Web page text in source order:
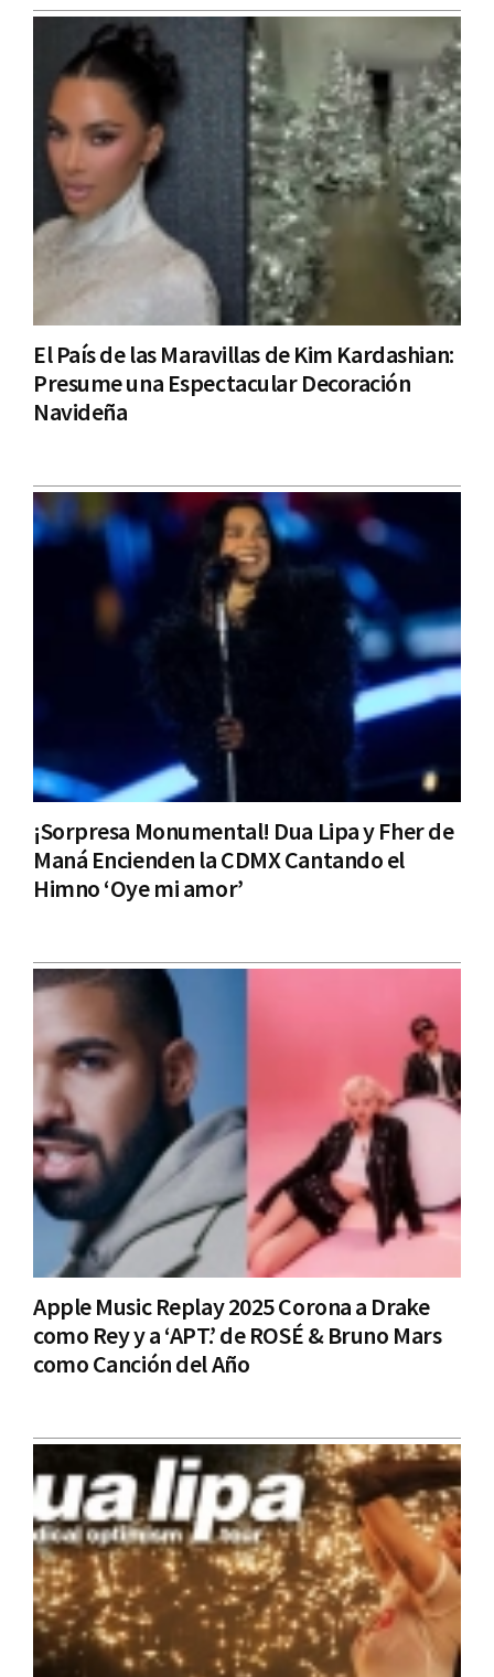
El País de las Maravillas de Kim Kardashian:
Presume una Espectacular Decoración
Navideña
¡Sorpresa Monumental! Dua Lipa y Fher de
Maná Encienden la CDMX Cantando el
Himno ‘Oye mi amor’
Apple Music Replay 2025 Corona a Drake
como Rey y a ‘APT.’ de ROSÉ & Bruno Mars
como Canción del Año